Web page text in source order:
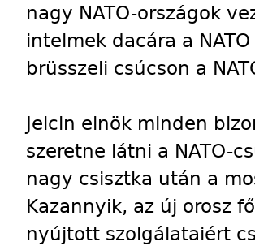
nagy NATO-országok
intelmek dacára a
brüsszeli csúcson a
Jelcin elnök minden
szeretne látni a NATO-
nagy csisztka után a
Kazannyik, az új orosz
nyújtott szolgálataiért